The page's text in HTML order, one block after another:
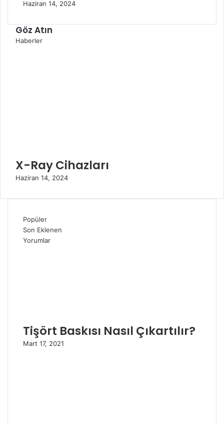
Haziran 14, 2024
Göz Atın
K
Haberler
X-Ray Cihazları
Haziran 14, 2024
Popüler
Son Eklenen
Yorumlar
Tişört Baskısı Nasıl Çıkartılır?
Mart 17, 2021